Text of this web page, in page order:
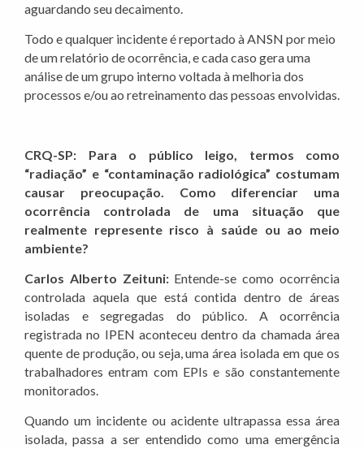
aguardando seu decaimento.
Todo e qualquer incidente é reportado à ANSN por meio
de um relatório de ocorrência, e cada caso gera uma
análise de um grupo interno voltada à melhoria dos
processos e/ou ao retreinamento das pessoas envolvidas.
CRQ-SP: Para o público leigo, termos como
“radiação” e “contaminação radiológica” costumam
causar preocupação. Como diferenciar uma
ocorrência controlada de uma situação que
realmente represente risco à saúde ou ao meio
ambiente?
Carlos Alberto Zeituni: Entende-se como ocorrência
controlada aquela que está contida dentro de áreas
isoladas e segregadas do público. A ocorrência
registrada no IPEN aconteceu dentro da chamada área
quente de produção, ou seja, uma área isolada em que os
trabalhadores entram com EPIs e são constantemente
monitorados.
Quando um incidente ou acidente ultrapassa essa área
isolada, passa a ser entendido como uma emergência